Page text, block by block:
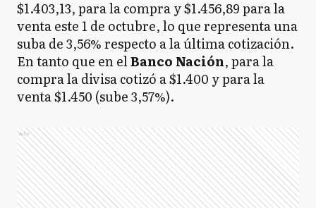
$1.403,13, para la compra y $1.456,89 para la
venta este 1 de octubre, lo que representa una
suba de 3,56% respecto a la última cotización.
En tanto que en elBanco Nación, para la
compra la divisa cotizó a $1.400 y para la
venta $1.450 (sube 3,57%).
Ads